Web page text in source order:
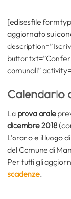
[edisesfile
aggiornato sui
comunali”
Calendario
La prova orale
dicembre 2018
L’orario e il luogo
del Comune di
Per tutti gli
scadenze.